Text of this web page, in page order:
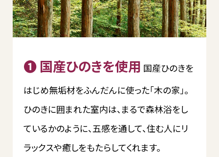
❶ 国産ひのきを使用 国産ひのきを
はじめ無垢材をふんだんに使った「木の家」。
ひのきに囲まれた室内は、まるで森林浴をし
ているかのように、五感を通して、住む人にリ
ラックスや癒しをもたらしてくれます。